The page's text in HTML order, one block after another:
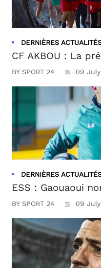
DERNIÈRES
CF AKBOU : La
BY SPORT 24 09
DERNIÈRES
ESS : Gaouaoui
BY SPORT 24 09